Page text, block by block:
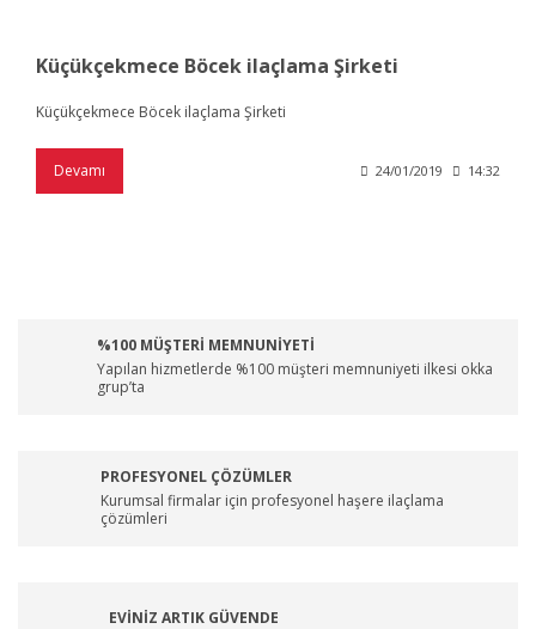
Küçükçekmece Böcek ilaçlama Şirketi
Küçükçekmece Böcek ilaçlama Şirketi
Devamı 24/01/2019 14:32
%100 MÜŞTERİ MEMNUNİYETİ
Yapılan hizmetlerde %100 müşteri memnuniyeti ilkesi okka
grup’ta
PROFESYONEL ÇÖZÜMLER
Kurumsal firmalar için profesyonel haşere ilaçlama
çözümleri
EVİNİZ ARTIK GÜVENDE